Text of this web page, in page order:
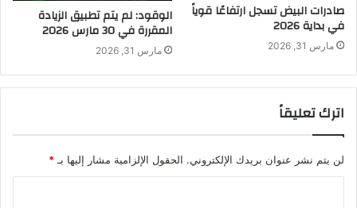
صادرات البيض تسجل ارتفاعًا قوياً
في بداية 2026
مارس 31, 2026
الوقود: لم يتم تطبيق الزيادة
المقررة في 30 مارس 2026
مارس 31, 2026
اترك تعليقاً
لن يتم نشر عنوان بريدك الإلكتروني. الحقول الإلزامية مشار إليها بـ*